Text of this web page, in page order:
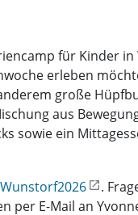
für Kinder
erleben
große
aus
sowie ein
.
per E-Mail an